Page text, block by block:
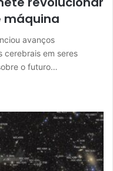
máquina
avanços
cerebrais em seres
o futuro…